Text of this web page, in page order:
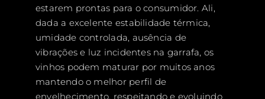
estarem prontas para o consumidor. Ali,
dada a excelente estabilidade térmica,
umidade controlada, ausência de
vibrações e luz incidentes na garrafa, os
vinhos podem maturar por muitos anos
mantendo o melhor perfil de
envelhecimento, respeitando e evoluindo